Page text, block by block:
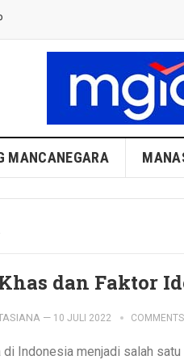
MANCANEGARA
dan Faktor
— 10 JULI 2022
di Indonesia menjadi salah